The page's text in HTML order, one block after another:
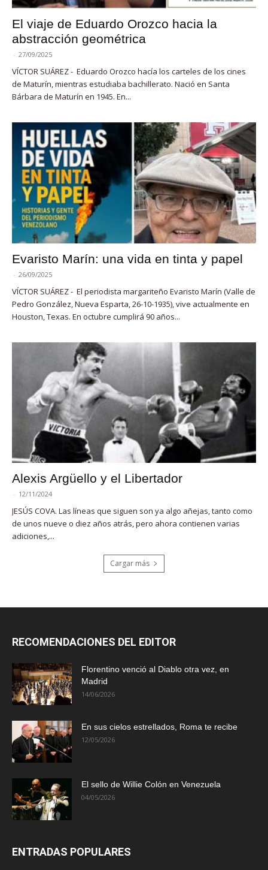
El viaje de Eduardo Orozco hacia la
abstracción geométrica
- 27/09/2025
VÍCTOR SUÁREZ - Eduardo Orozco hacía los carteles de los cines
de Maturín, mientras estudiaba bachillerato. Nació en Santa
Bárbara de Maturín en 1945. En...
Evaristo Marín: una vida en tinta y papel
- 26/09/2025
VÍCTOR SUÁREZ - El periodista margariteño Evaristo Marín (Valle de
Pedro González, Nueva Esparta, 26-10-1935), vive actualmente en
Houston, Texas. En octubre cumplirá 90 años...
Alexis Argüello y el Libertador
- 12/11/2024
JESÚS COVA. Las líneas que siguen son ya algo añejas, tanto como
de unos nueve o diez años atrás, pero ahora contienen varias
adiciones,...
Cargar más
RECOMENDACIONES DEL EDITOR
Florentino venció al Diablo otra vez, en
Madrid
14/06/2026
En sus cielos estrellados, Roma te recibe
12/05/2026
El sello de Willie Colón en Venezuela
04/05/2026
ENTRADAS POPULARES